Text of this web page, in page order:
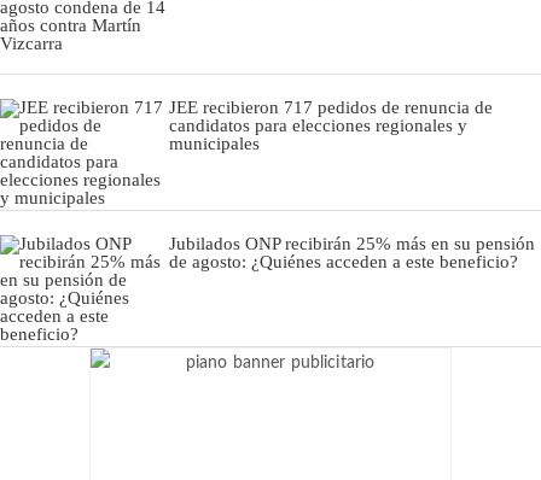
JEE recibieron 717 pedidos de renuncia de
candidatos para elecciones regionales y
municipales
Jubilados ONP recibirán 25% más en su pensión
de agosto: ¿Quiénes acceden a este beneficio?